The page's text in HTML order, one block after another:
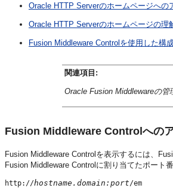
Oracle HTTP Serverのホームページへの
Oracle HTTP Serverのホームページの理
Fusion Middleware Controlを使用した構
関連項目:
Oracle Fusion Middlewareの管
Fusion Middleware Controlへの
Fusion Middleware Controlを表示するには、
Fusion Middleware Controlに割り当てたポート
http://hostname.domain:port